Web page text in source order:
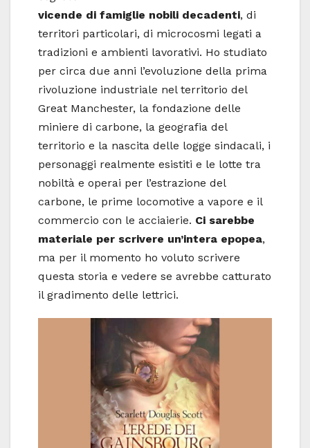
vicende di famiglie nobili decadenti, di
territori particolari, di microcosmi legati a
tradizioni e ambienti lavorativi. Ho studiato
per circa due anni l’evoluzione della prima
rivoluzione industriale nel territorio del
Great Manchester, la fondazione delle
miniere di carbone, la geografia del
territorio e la nascita delle logge sindacali, i
personaggi realmente esistiti e le lotte tra
nobiltà e operai per l’estrazione del
carbone, le prime locomotive a vapore e il
commercio con le acciaierie. Ci sarebbe
materiale per scrivere un’intera epopea,
ma per il momento ho voluto scrivere
questa storia e vedere se avrebbe catturato
il gradimento delle lettrici.